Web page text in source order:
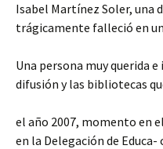
Isabel Martínez Soler, una
trágicamente falleció en
Una persona muy querida
difusión y las bibliotecas
el año 2007, momento en
en la Delegación de